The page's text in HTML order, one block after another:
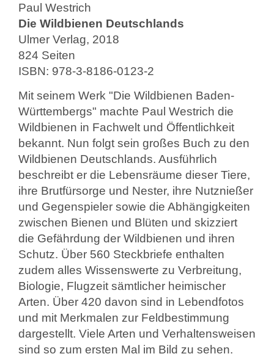
Paul Westrich
Die Wildbienen Deutschlands
Ulmer Verlag, 2018
824 Seiten
ISBN: 978-3-8186-0123-2
Mit seinem Werk "Die Wildbienen Baden-
Württembergs" machte Paul Westrich die
Wildbienen in Fachwelt und Öffentlichkeit
bekannt. Nun folgt sein großes Buch zu den
Wildbienen Deutschlands. Ausführlich
beschreibt er die Lebensräume dieser Tiere,
ihre Brutfürsorge und Nester, ihre Nutznießer
und Gegenspieler sowie die Abhängigkeiten
zwischen Bienen und Blüten und skizziert
die Gefährdung der Wildbienen und ihren
Schutz. Über 560 Steckbriefe enthalten
zudem alles Wissenswerte zu Verbreitung,
Biologie, Flugzeit sämtlicher heimischer
Arten. Über 420 davon sind in Lebendfotos
und mit Merkmalen zur Feldbestimmung
dargestellt. Viele Arten und Verhaltensweisen
sind so zum ersten Mal im Bild zu sehen.